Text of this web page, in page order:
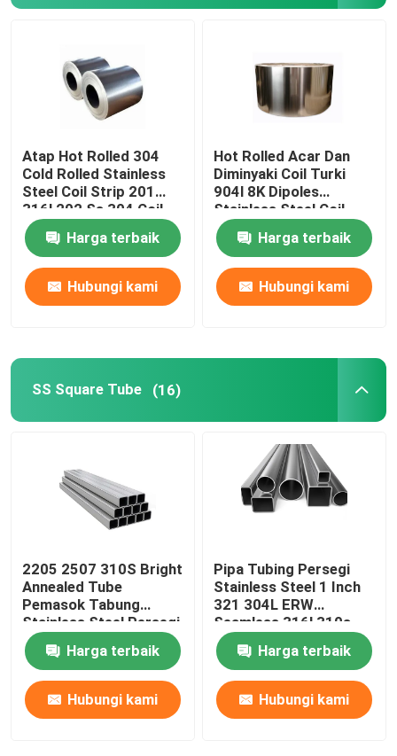
Atap Hot Rolled 304
Cold Rolled Stainless
Steel Coil Strip 201
316l 202 Ss 304 Coil
Harga terbaik
Hubungi kami
Hot Rolled Acar Dan
Diminyaki Coil Turki
904l 8K Dipoles
Stainless Steel Coil
430 Ss Coil 202
Harga terbaik
Hubungi kami
SS Square Tube (16)
2205 2507 310S Bright
Annealed Tube
Pemasok Tabung
Stainless Steel Persegi
201 304 304L 316
316L Harga terbaik
Hubungi kami
Pipa Tubing Persegi
Stainless Steel 1 Inch
321 304L ERW
Seamless 316l 310s
0,4 Mm
Harga terbaik
Hubungi kami